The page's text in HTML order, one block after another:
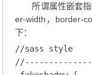
所谓属性嵌套
er-width，border-
下：
//sass style